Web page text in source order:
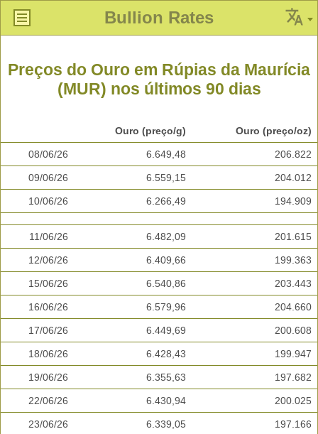
Bullion Rates
Preços do Ouro em Rúpias da Maurícia
(MUR) nos últimos 90 dias
Ouro (preço/g) Ouro (preço/oz)
08/06/26 6.649,48 206.822
09/06/26 6.559,15 204.012
10/06/26 6.266,49 194.909
11/06/26 6.482,09 201.615
12/06/26 6.409,66 199.363
15/06/26 6.540,86 203.443
16/06/26 6.579,96 204.660
17/06/26 6.449,69 200.608
18/06/26 6.428,43 199.947
19/06/26 6.355,63 197.682
22/06/26 6.430,94 200.025
23/06/26 6.339,05 197.166